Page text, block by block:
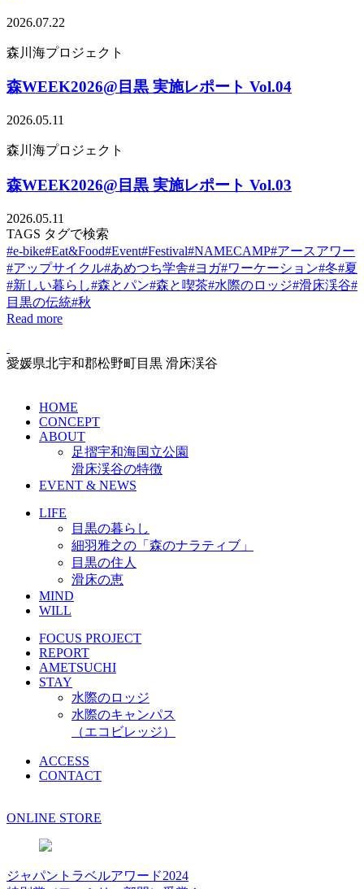
2026.07.22
森川海プロジェクト
森WEEK2026@目黒 実施レポート Vol.04
2026.05.11
森川海プロジェクト
森WEEK2026@目黒 実施レポート Vol.03
2026.05.11
TAGS タグで検索
#e-bike#Eat&Food#Event#Festival#NAMECAMP#アースアワー
#アップサイクル#あめつち学舎#ヨガ#ワーケーション#冬#夏
#新しい暮らし#森とパン#森と喫茶#水際のロッジ#滑床渓谷#
目黒の伝統#秋
Read more
愛媛県北宇和郡松野町目黒 滑床渓谷
HOME
CONCEPT
ABOUT
足摺宇和海国立公園
滑床渓谷の特徴
EVENT & NEWS
LIFE
目黒の暮らし
細羽雅之の「森のナラティブ」
目黒の住人
滑床の恵
MIND
WILL
FOCUS PROJECT
REPORT
AMETSUCHI
STAY
水際のロッジ
水際のキャンパス
（エコビレッジ）
ACCESS
CONTACT
ONLINE STORE
ジャパントラベルアワード2024